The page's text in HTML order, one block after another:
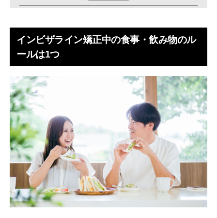
インビザライン矯正中の食事でよくある質問
外食や食べ歩きはできる？
どうしても外せないときは？
インビザラインのマウスピースをつけたまま食べてしま
ったら？
マウスピースを装着したままお酒は飲めるの？
ストローを使えばジュースを飲んでも大丈夫？
インビザライン中でも食事・飲み物を楽しむコツ
インビザライン矯正中の食事・飲み物のル
ールは1つ